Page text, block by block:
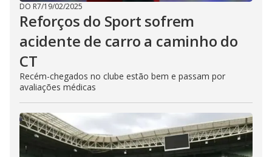
DO R7/19/02/2025
Reforços do Sport sofrem
acidente de carro a caminho do
CT
Recém-chegados no clube estão bem e passam por
avaliações médicas